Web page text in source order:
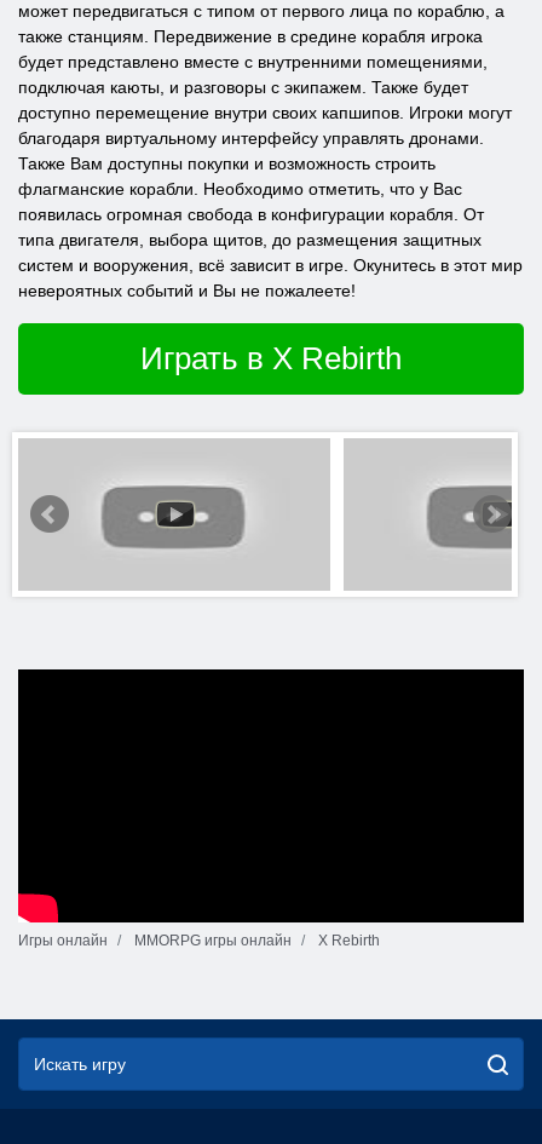
может передвигаться с типом от первого лица по кораблю, а
также станциям. Передвижение в средине корабля игрока
будет представлено вместе с внутренними помещениями,
подключая каюты, и разговоры с экипажем. Также будет
доступно перемещение внутри своих капшипов. Игроки могут
благодаря виртуальному интерфейсу управлять дронами.
Также Вам доступны покупки и возможность строить
флагманские корабли. Необходимо отметить, что у Вас
появилась огромная свобода в конфигурации корабля. От
типа двигателя, выбора щитов, до размещения защитных
систем и вооружения, всё зависит в игре. Окунитесь в этот мир
невероятных событий и Вы не пожалеете!
Играть в X Rebirth
Игры онлайн MMORPG игры онлайн X Rebirth